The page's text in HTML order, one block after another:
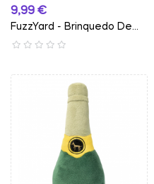
Preço
9,99 €
FuzzYard - Brinquedo De...